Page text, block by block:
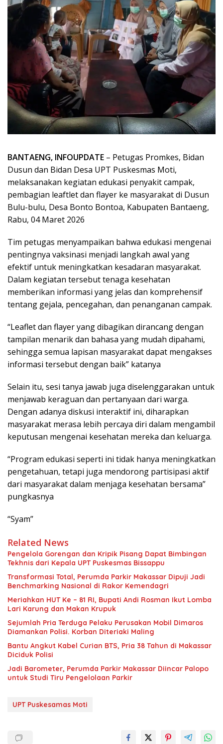
BANTAENG, INFOUPDATE – Petugas Promkes, Bidan
Dusun dan Bidan Desa UPT Puskesmas Moti,
melaksanakan kegiatan edukasi penyakit campak,
pembagian leaftlet dan flayer ke masyarakat di Dusun
Bulu-bulu, Desa Bonto Bontoa, Kabupaten Bantaeng,
Rabu, 04 Maret 2026
Tim petugas menyampaikan bahwa edukasi mengenai
pentingnya vaksinasi menjadi langkah awal yang
efektif untuk meningkatkan kesadaran masyarakat.
Dalam kegiatan tersebut tenaga kesehatan
memberikan informasi yang jelas dan komprehensif
tentang gejala, pencegahan, dan penanganan campak.
“Leaflet dan flayer yang dibagikan dirancang dengan
tampilan menarik dan bahasa yang mudah dipahami,
sehingga semua lapisan masyarakat dapat mengakses
informasi tersebut dengan baik” katanya
Selain itu, sesi tanya jawab juga diselenggarakan untuk
menjawab keraguan dan pertanyaan dari warga.
Dengan adanya diskusi interaktif ini, diharapkan
masyarakat merasa lebih percaya diri dalam mengambil
keputusan mengenai kesehatan mereka dan keluarga.
“Program edukasi seperti ini tidak hanya meningkatkan
pengetahuan, tetapi juga mendorong partisipasi aktif
dari masyarakat dalam menjaga kesehatan bersama”
pungkasnya
“Syam”
Related News
Pengelola Gorengan dan Kripik Pisang Dapat Bimbingan
Tekhnis dari Kepala UPT Puskesmas Bissappu
Transformasi Total, Perumda Parkir Makassar Dipuji Jadi
Benchmarking Nasional di Rakor Kemendagri
Meriahkan HUT Ke – 81 RI, Bupati Andi Rosman Ikut Lomba
Lari Karung dan Makan Krupuk
Sejumlah Pria Terduga Pelaku Perusakan Mobil Dimaros
Diamankan Polisi. Korban Diteriaki Maling
Bantu Angkut Kabel Curian BTS, Pria 38 Tahun di Makassar
Diciduk Polisi
Jadi Barometer, Perumda Parkir Makassar Diincar Palopo
untuk Studi Tiru Pengelolaan Parkir
UPT Puskesamas Moti